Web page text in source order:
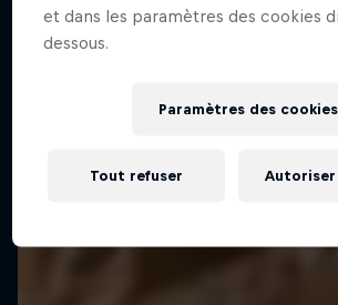
Suis Ford Performance dans son
RALLYE-RAID
et dans les paramètres des cookies
dessous.
Paramètres des cookies
Tout refuser Autoriser